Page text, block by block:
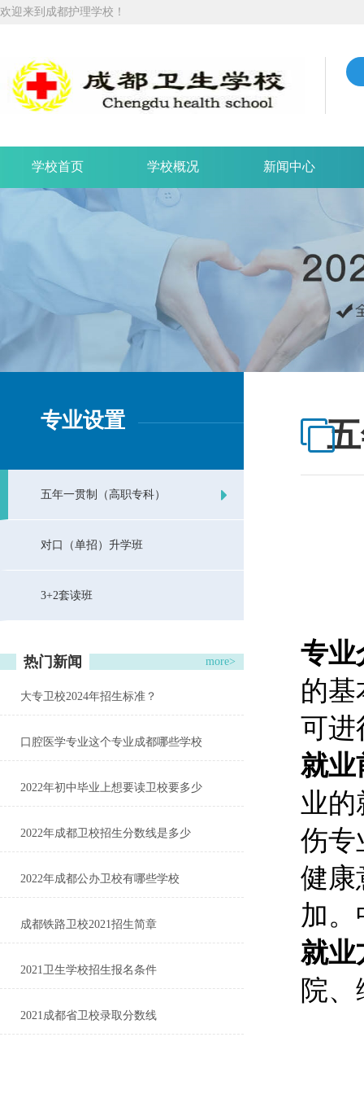
欢迎来到成都护理学校！
学校首页 学校概况 新闻中心
专业设置
五年一贯制（高职专科）
对口（单招）升学班
3+2套读班
热门新闻 more>
大专卫校2024年招生标准？
口腔医学专业这个专业成都哪些学校
2022年初中毕业上想要读卫校要多少
2022年成都卫校招生分数线是多少
2022年成都公办卫校有哪些学校
成都铁路卫校2021招生简章
2021卫生学校招生报名条件
2021成都省卫校录取分数线
专业
的基
可进
就业
业的
伤专
健康
加。
就业
院